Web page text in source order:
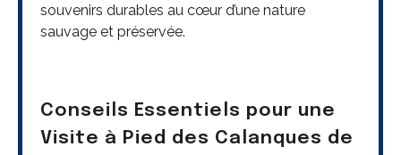
souvenirs durables au cœur d’une nature
sauvage et préservée.
Conseils Essentiels pour une
Visite à Pied des Calanques de